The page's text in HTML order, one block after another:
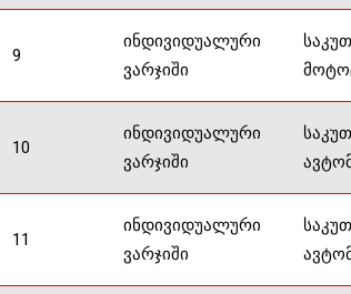
9
ინდივიდუალური
ვარჯიში
10
ინდივიდუალური
ვარჯიში
11
ინდივიდუალური
ვარჯიში